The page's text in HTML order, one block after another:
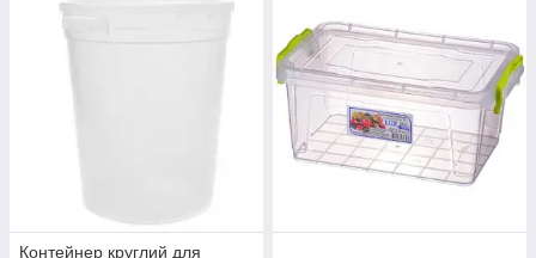
Контейнер круглий для